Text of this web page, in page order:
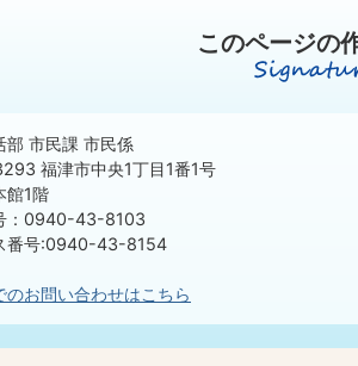
このページの
部 市民課 市民係
福津市中央1丁目1番1号
館1階
：0940-43-8103
番号:0940-43-8154
のお問い合わせはこちら